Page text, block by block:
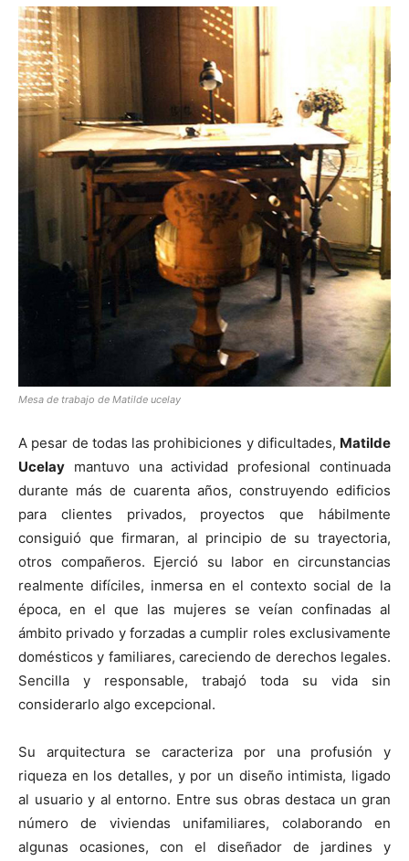
Mesa de trabajo de Matilde ucelay
A pesar de todas las prohibiciones y dificultades, Matilde
Ucelay mantuvo una actividad profesional continuada
durante más de cuarenta años, construyendo edificios
para clientes privados, proyectos que hábilmente
consiguió que firmaran, al principio de su trayectoria,
otros compañeros. Ejerció su labor en circunstancias
realmente difíciles, inmersa en el contexto social de la
época, en el que las mujeres se veían confinadas al
ámbito privado y forzadas a cumplir roles exclusivamente
domésticos y familiares, careciendo de derechos legales.
Sencilla y responsable, trabajó toda su vida sin
considerarlo algo excepcional.
Su arquitectura se caracteriza por una profusión y
riqueza en los detalles, y por un diseño intimista, ligado
al usuario y al entorno. Entre sus obras destaca un gran
número de viviendas unifamiliares, colaborando en
algunas ocasiones, con el diseñador de jardines y